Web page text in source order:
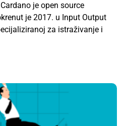
je open source
je 2017. u Input Output
za istraživanje i